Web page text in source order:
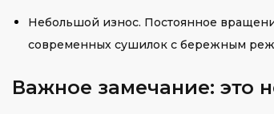
Небольшой износ. Постоянное
современных сушилок с бережным
Важное замечание: это